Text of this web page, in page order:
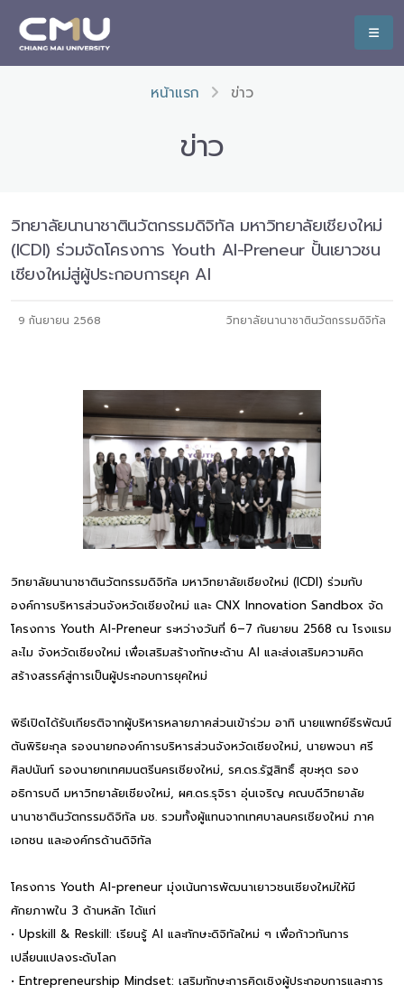
หน้าแรก ข่าว
ข่าว
วิทยาลัยนานาชาตินวัตกรรมดิจิทัล มหาวิทยาลัยเชียงใหม่
(ICDI) ร่วมจัดโครงการ Youth AI-Preneur ปั้นเยาวชน
เชียงใหม่สู่ผู้ประกอบการยุค AI
9 กันยายน 2568 วิทยาลัยนานาชาตินวัตกรรมดิจิทัล
วิทยาลัยนานาชาตินวัตกรรมดิจิทัล มหาวิทยาลัยเชียงใหม่ (ICDI) ร่วมกับ
องค์การบริหารส่วนจังหวัดเชียงใหม่ และ CNX Innovation Sandbox จัด
โครงการ Youth AI-Preneur ระหว่างวันที่ 6–7 กันยายน 2568 ณ โรงแรม
ละไม จังหวัดเชียงใหม่ เพื่อเสริมสร้างทักษะด้าน AI และส่งเสริมความคิด
สร้างสรรค์สู่การเป็นผู้ประกอบการยุคใหม่
พิธีเปิดได้รับเกียรติจากผู้บริหารหลายภาคส่วนเข้าร่วม อาทิ นายแพทย์ธีรพัฒน์
ตันพิริยะกุล รองนายกองค์การบริหารส่วนจังหวัดเชียงใหม่, นายพจนา ศรี
ศิลปนันท์ รองนายกเทศมนตรีนครเชียงใหม่, รศ.ดร.รัฐสิทธิ์ สุขะหุต รอง
อธิการบดี มหาวิทยาลัยเชียงใหม่, ผศ.ดร.รุจิรา อุ่นเจริญ คณบดีวิทยาลัย
นานาชาตินวัตกรรมดิจิทัล มช. รวมทั้งผู้แทนจากเทศบาลนครเชียงใหม่ ภาค
เอกชน และองค์กรด้านดิจิทัล
โครงการ Youth AI-preneur มุ่งเน้นการพัฒนาเยาวชนเชียงใหม่ให้มี
ศักยภาพใน 3 ด้านหลัก ได้แก่
• Upskill & Reskill: เรียนรู้ AI และทักษะดิจิทัลใหม่ ๆ เพื่อก้าวทันการ
เปลี่ยนแปลงระดับโลก
• Entrepreneurship Mindset: เสริมทักษะการคิดเชิงผู้ประกอบการและการ